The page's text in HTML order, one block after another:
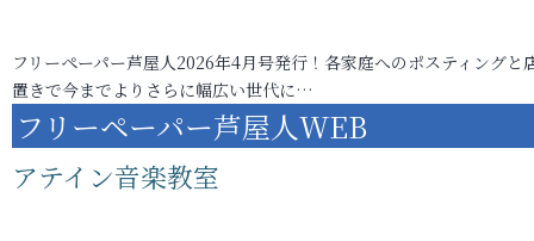
フリーペーパー芦屋人2026年4月号発行！各家庭へのポスティングと
置きで今までよりさらに幅広い世代に…
フリーペーパー芦屋人WEB
アテイン音楽教室